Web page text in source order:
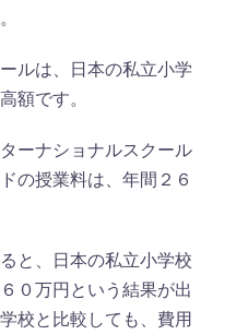
ルは、日本の私立小学
額です。
ーナショナルスクール
の授業料は、年間２６
と、日本の私立小学校
０万円という結果が出
校と比較しても、費用